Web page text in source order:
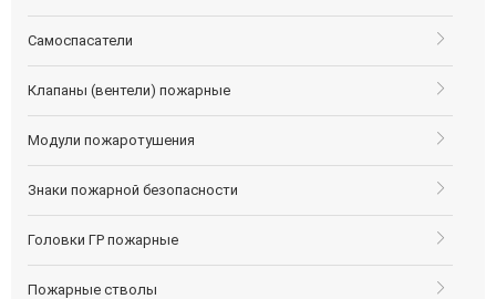
Самоспасатели
Клапаны (вентели) пожарные
Модули пожаротушения
Знаки пожарной безопасности
Головки ГР пожарные
Пожарные стволы